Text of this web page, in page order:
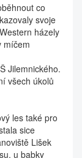
co
svoje
házely
míčem
Jilemnického.
všech úkolů
les také pro
sice
Lišek
u babky